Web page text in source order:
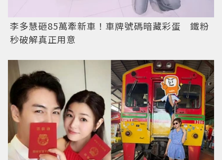
李多慧砸85萬牽新車！車牌號碼暗藏彩蛋 鐵粉
秒破解真正用意